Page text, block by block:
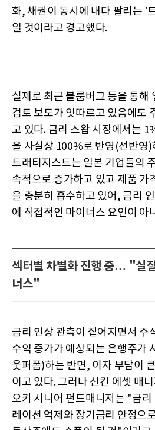
화, 채권이 동시에 내다 팔리는 '
일 것이라고 경고했다.
실제로 최근 블룸버그 등을 통해
검토 보도가 잇따르고 있음에도
고 있다. 금리 스왑 시장에서는
을 사실상 100%로 반영(선반영)
트래티지스트는 일본 기업들의
속적으로 증가하고 있고 제품 가
을 충분히 흡수하고 있어, 금리
에 직접적인 마이너스 요인이 아
섹터별 차별화 진행 중… "실
너스"
금리 인상 관측이 짙어지면서 주
수익 증가가 예상되는 은행주가
웃퍼폼)하는 반면, 이자 부담이
이고 있다. 그러나 신킨 에셋 매
오키 시니어 펀드매니저는 "금
레이션 억제와 장기금리 안정으